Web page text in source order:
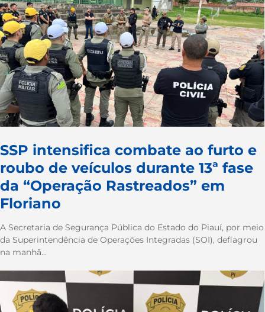
SSP intensifica combate ao furto e
roubo de veículos durante 13ª fase
da “Operação Rastreados” em
Floriano
A Secretaria de Segurança Pública do Estado do Piauí, por meio
da Superintendência de Operações Integradas (SOI), deflagrou
na manhã...